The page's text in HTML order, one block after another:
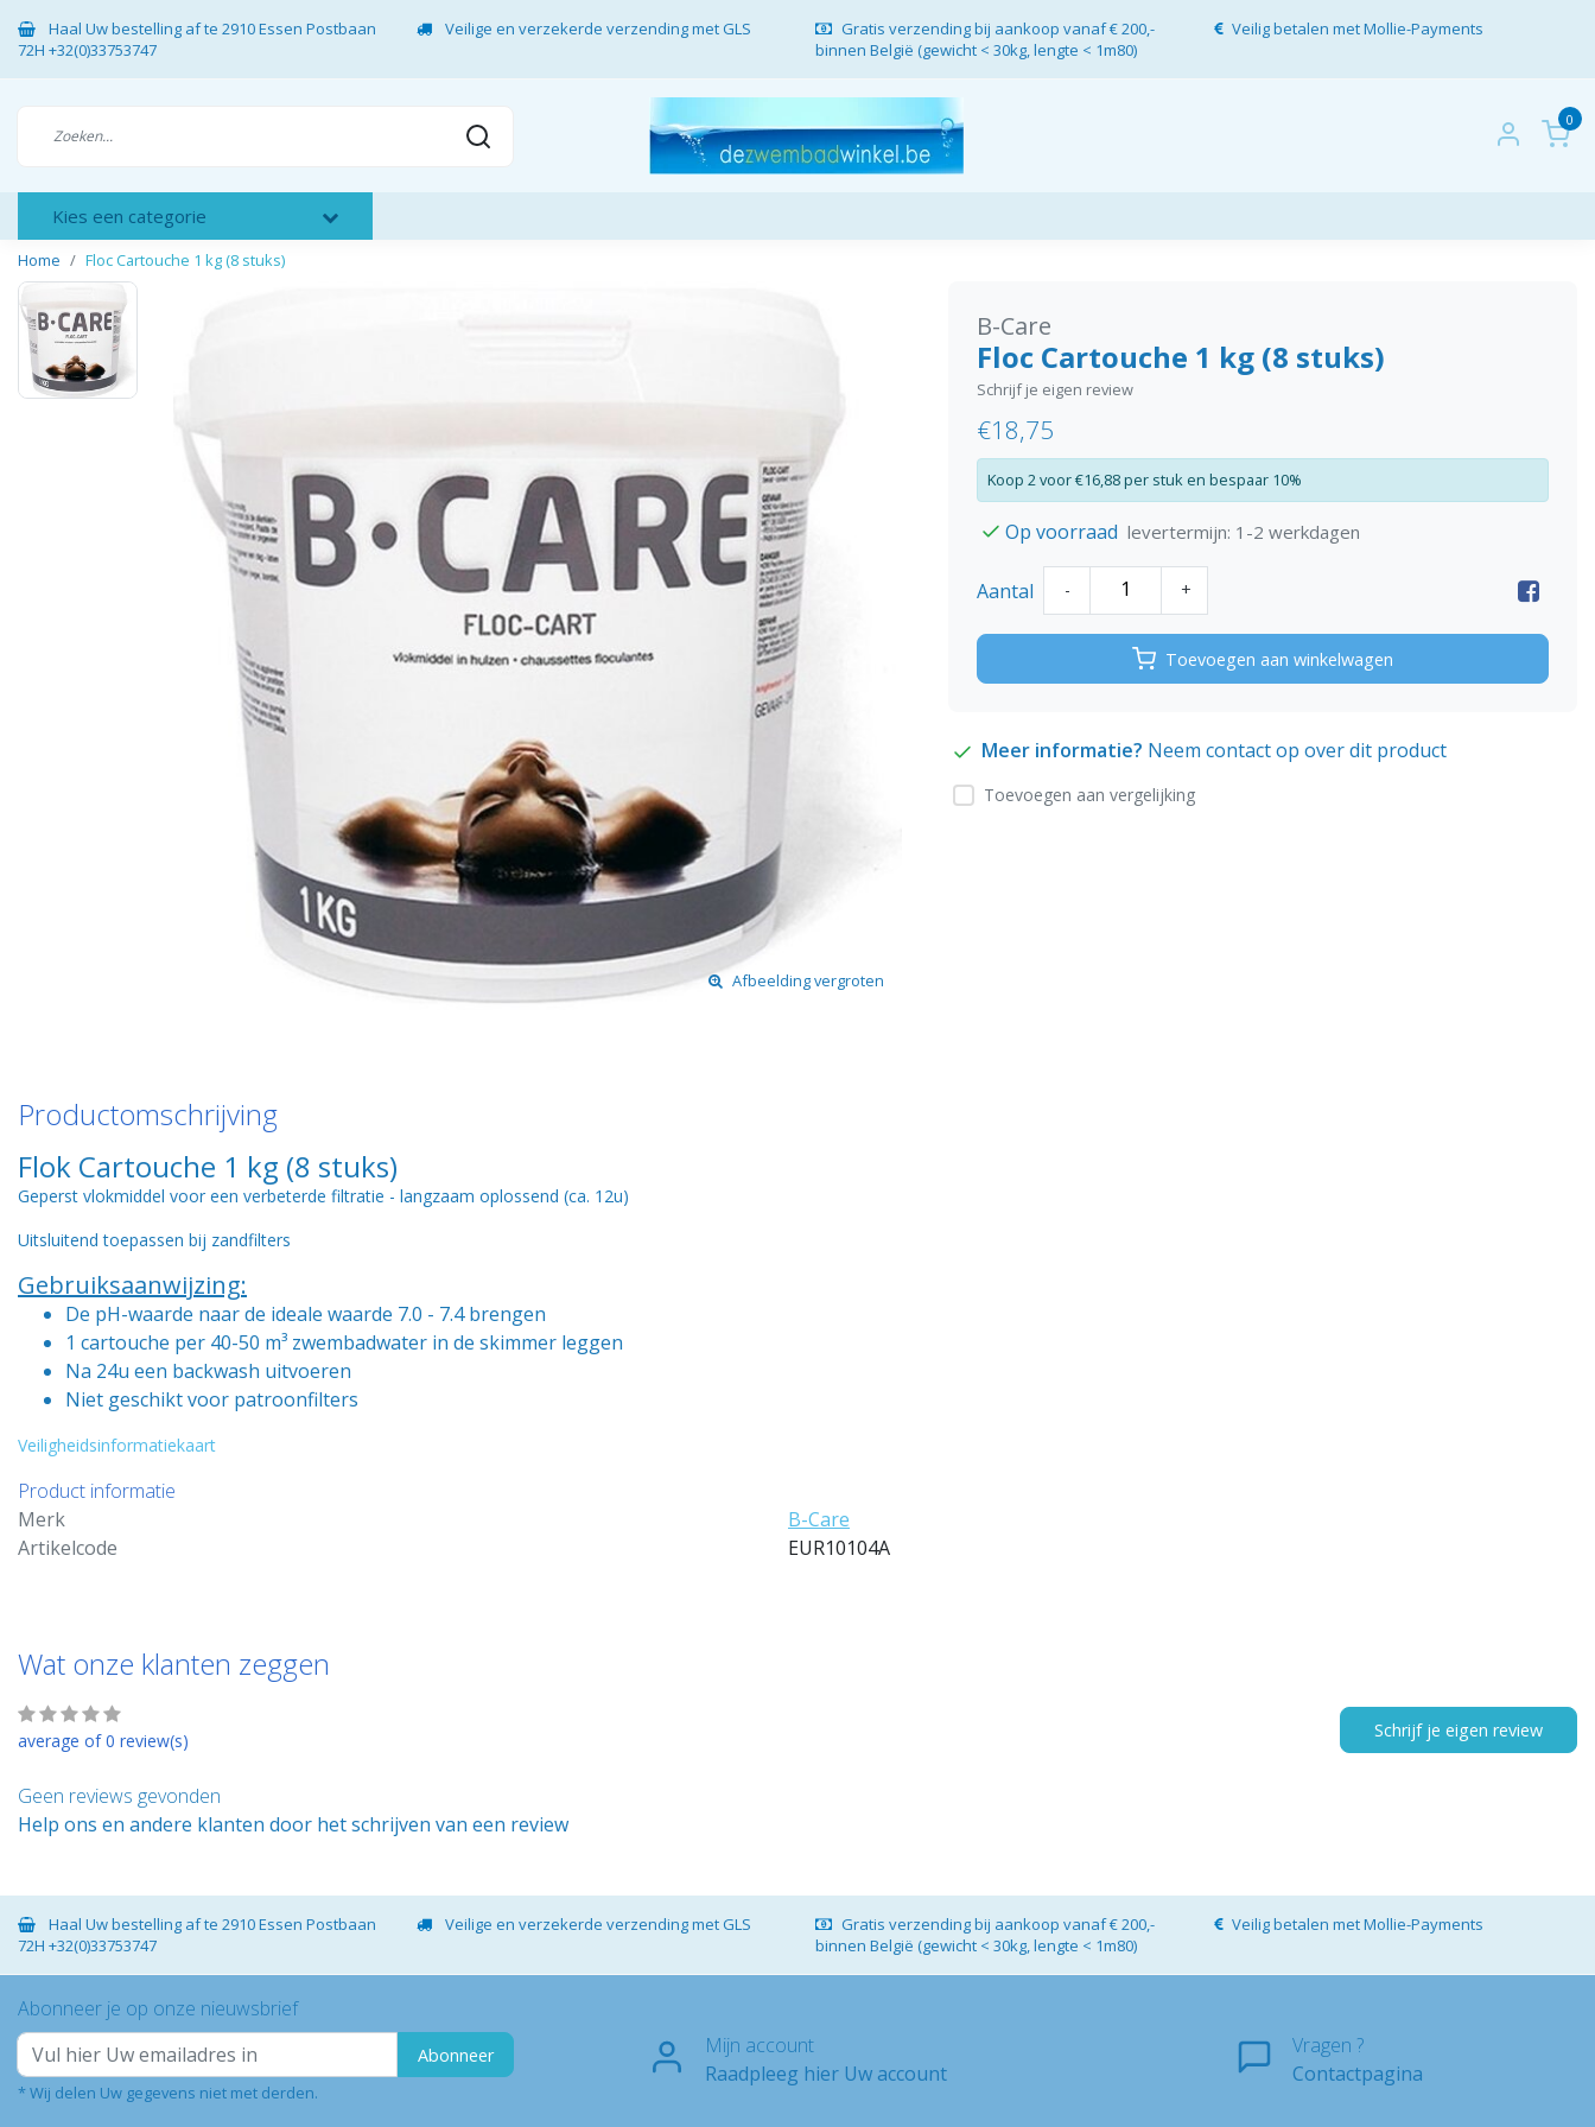
Haal Uw bestelling af te 2910 Essen Postbaan
72H +32(0)33753747
Veilige en verzekerde verzending met GLS
Gratis verzending bij aankoop vanaf € 200,-
binnen België (gewicht < 30kg, lengte < 1m80)
Veilig betalen met Mollie-Payments
0
Kies een categorie
Home Floc Cartouche 1 kg (8 stuks)
Afbeelding vergroten
B-Care
Floc Cartouche 1 kg (8 stuks)
Schrijf je eigen review
€18,75
Koop 2 voor €16,88 per stuk en bespaar 10%
Op voorraad levertermijn: 1-2 werkdagen
Aantal - +
Toevoegen aan winkelwagen
Meer informatie? Neem contact op over dit product
Toevoegen aan vergelijking
Productomschrijving
Flok Cartouche 1 kg (8 stuks)
Geperst vlokmiddel voor een verbeterde filtratie - langzaam oplossend (ca. 12u)
Uitsluitend toepassen bij zandfilters
Gebruiksaanwijzing:
De pH-waarde naar de ideale waarde 7.0 - 7.4 brengen
1 cartouche per 40-50 m³ zwembadwater in de skimmer leggen
Na 24u een backwash uitvoeren
Niet geschikt voor patroonfilters
Veiligheidsinformatiekaart
Product informatie
Merk
B-Care
Artikelcode
EUR10104A
Wat onze klanten zeggen
average of 0 review(s) Schrijf je eigen review
Geen reviews gevonden
Help ons en andere klanten door het schrijven van een review
Haal Uw bestelling af te 2910 Essen Postbaan
72H +32(0)33753747
Veilige en verzekerde verzending met GLS
Gratis verzending bij aankoop vanaf € 200,-
binnen België (gewicht < 30kg, lengte < 1m80)
Veilig betalen met Mollie-Payments
Abonneer je op onze nieuwsbrief
Abonneer
* Wij delen Uw gegevens niet met derden.
Mijn account
Raadpleeg hier Uw account
Vragen ?
Contactpagina